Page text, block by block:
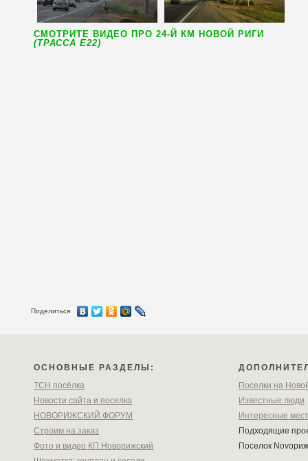
СМОТРИТЕ ВИДЕО ПРО 24-Й КМ НОВОЙ РИГИ
(ТРАССА E22)
Поделиться
ОСНОВНЫЕ РАЗДЕЛЫ:
ТСН посёлка
Новости сайта и поселка
НОВОРИЖСКИЙ ФОРУМ
Строим на заказ
Фото и видео КП Новорижский
Поселки на
Известные люди
Интересные
Подходящие
Поселок